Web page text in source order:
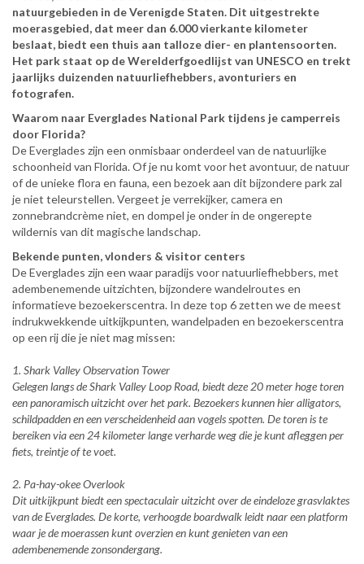
natuurgebieden in de Verenigde Staten. Dit uitgestrekte
moerasgebied, dat meer dan 6.000 vierkante kilometer
beslaat, biedt een thuis aan talloze dier- en plantensoorten.
Het park staat op de Werelderfgoedlijst van UNESCO en trekt
jaarlijks duizenden natuurliefhebbers, avonturiers en
fotografen.
Waarom naar Everglades National Park tijdens je camperreis
door Florida?
De Everglades zijn een onmisbaar onderdeel van de natuurlijke
schoonheid van Florida. Of je nu komt voor het avontuur, de natuur
of de unieke flora en fauna, een bezoek aan dit bijzondere park zal
je niet teleurstellen. Vergeet je verrekijker, camera en
zonnebrandcrème niet, en dompel je onder in de ongerepte
wildernis van dit magische landschap.
Bekende punten, vlonders & visitor centers
De Everglades zijn een waar paradijs voor natuurliefhebbers, met
adembenemende uitzichten, bijzondere wandelroutes en
informatieve bezoekerscentra. In deze top 6 zetten we de meest
indrukwekkende uitkijkpunten, wandelpaden en bezoekerscentra
op een rij die je niet mag missen:
1. Shark Valley Observation Tower
Gelegen langs de Shark Valley Loop Road, biedt deze 20 meter hoge toren
een panoramisch uitzicht over het park. Bezoekers kunnen hier alligators,
schildpadden en een verscheidenheid aan vogels spotten. De toren is te
bereiken via een 24 kilometer lange verharde weg die je kunt afleggen per
fiets, treintje of te voet.
2. Pa-hay-okee Overlook
Dit uitkijkpunt biedt een spectaculair uitzicht over de eindeloze grasvlaktes
van de Everglades. De korte, verhoogde boardwalk leidt naar een platform
waar je de moerassen kunt overzien en kunt genieten van een
adembenemende zonsondergang.